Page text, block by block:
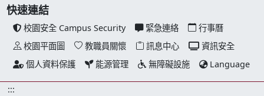
快速連結
校園安全 Campus Security 緊急連絡
行事曆
校園平面圖
教職員關懷 訊息中心
資訊安全
個人資料保護
能源管理 無障礙設施 Language
:::